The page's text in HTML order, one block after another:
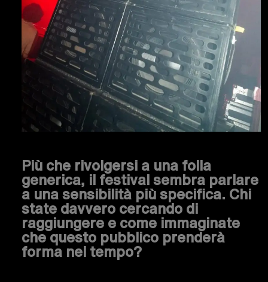
Più che rivolgersi a una folla
generica, il festival sembra parlare
a una sensibilità più specifica. Chi
state davvero cercando di
raggiungere e come immaginate
che questo pubblico prenderà
forma nel tempo?